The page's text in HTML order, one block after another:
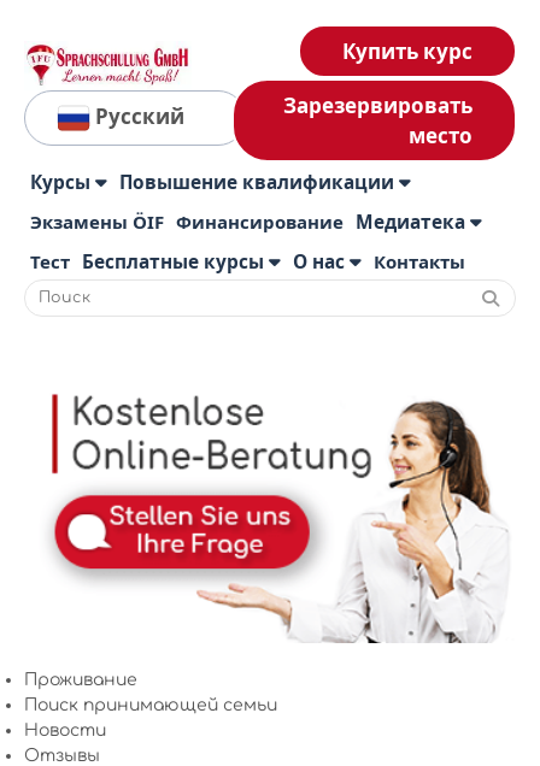
Русский
Купить курс
Зарезервировать
место
Курсы Повышение квалификации
Экзамены ÖIF Финансирование Медиатека
Тест Бесплатные курсы О нас Контакты
Проживание
Поиск принимающей семьи
Новости
Отзывы